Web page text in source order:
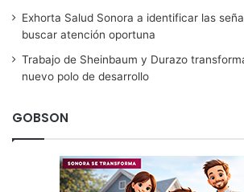
Exhorta Salud Sonora a identificar las
buscar atención oportuna
Trabajo de Sheinbaum y Durazo
nuevo polo de desarrollo
GOBSON